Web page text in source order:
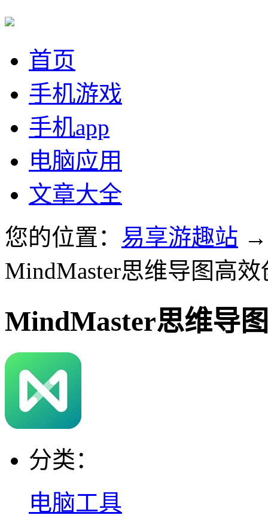
首页
手机游戏
手机app
电脑应用
文章大全
您的位置： 易享游趣站
MindMaster思维导图高
MindMaster思维导
分类：
电脑工具